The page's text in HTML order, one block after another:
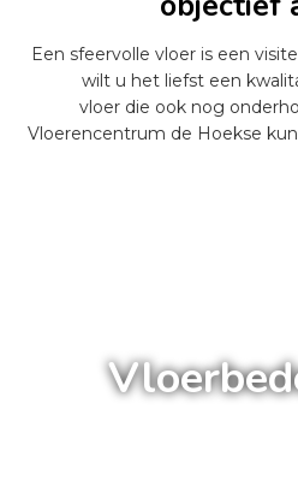
Een sfeervolle vloer is een
wilt u het liefst een
vloer die ook nog
Vloerencentrum de Hoekse